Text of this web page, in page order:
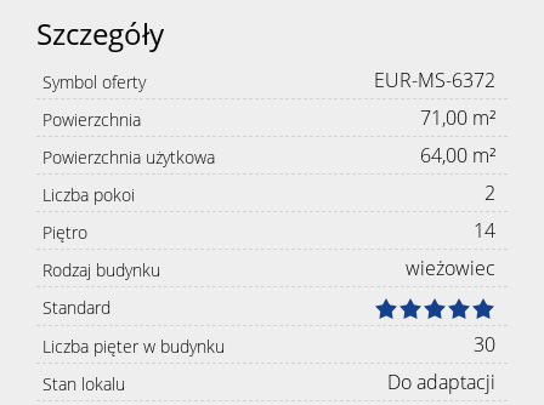
Szczegóły
Symbol oferty EUR-MS-6372
Powierzchnia 71,00 m²
Powierzchnia użytkowa 64,00 m²
Liczba pokoi 2
Piętro 14
Rodzaj budynku wieżowiec
Standard
Liczba pięter w budynku
30
Stan lokalu Do adaptacji